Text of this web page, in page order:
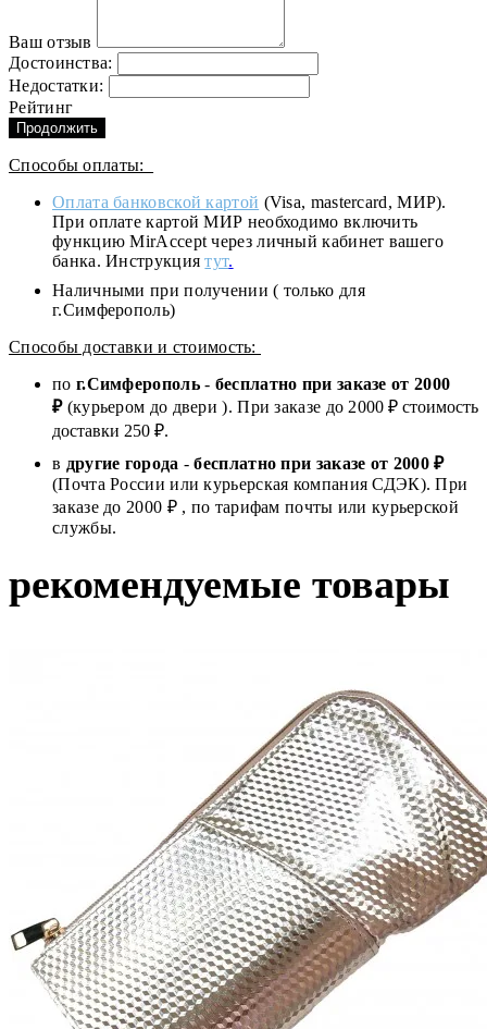
Ваш отзыв
Достоинства:
Недостатки:
Рейтинг
Продолжить
Способы оплаты:
Оплата банковской картой (Visa, mastercard, МИР).
При оплате картой МИР необходимо включить
функцию MirAccept через личный кабинет вашего
банка. Инструкциятут.
Наличными при получении ( только для
г.Симферополь)
Способы доставки и стоимость:
по г.Симферополь- бесплатно при заказе от 2000
₽(курьером до двери ). При заказе до 2000 ₽ стоимость
доставки 250 ₽.
в другие города -бесплатно при заказе от 2000 ₽
(Почта России или курьерская компания СДЭК). При
заказе до 2000 ₽ , по тарифам почты или курьерской
службы.
рекомендуемые товары